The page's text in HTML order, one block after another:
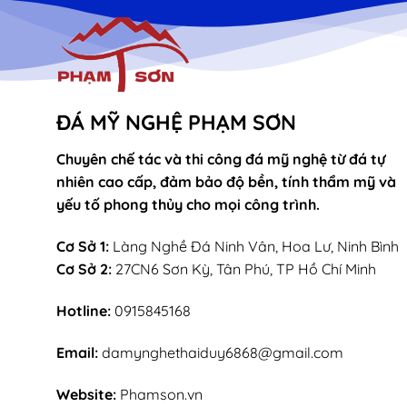
ĐÁ MỸ NGHỆ PHẠM SƠN
Chuyên chế tác và thi công đá mỹ nghệ từ đá tự
nhiên cao cấp, đảm bảo độ bền, tính thẩm mỹ và
yếu tố phong thủy cho mọi công trình.
Cơ Sở 1: Làng Nghề Đá Ninh Vân, Hoa Lư, Ninh Bình
Cơ Sở 2: 27CN6 Sơn Kỳ, Tân Phú, TP Hồ Chí Minh
Hotline: 0915845168
Email: damynghethaiduy6868@gmail.com
Website: Phamson.vn